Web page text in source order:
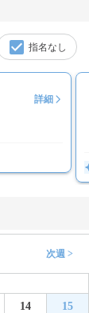
指名なし
詳細
次週 >
14 15